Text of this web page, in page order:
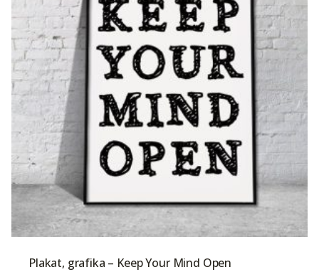
Plakat, grafika – Keep Your Mind Open